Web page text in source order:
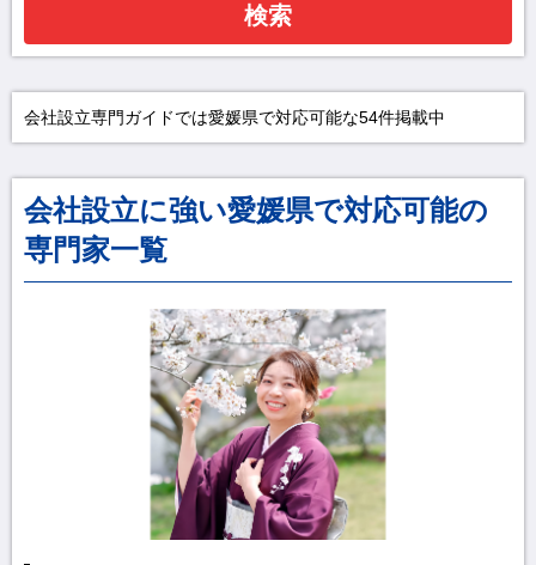
検索
会社設立専門ガイドでは愛媛県で対応可能な54件掲載中
会社設立に強い愛媛県で対応可能の
専門家一覧